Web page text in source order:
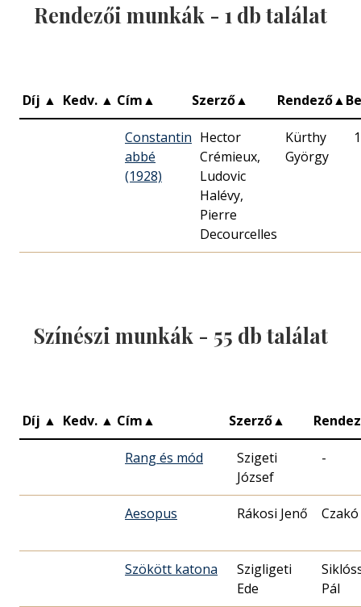
Rendezői munkák - 1 db találat
Díj ▲ Kedv. ▲ Cím▲ Szerző▲ Rendező▲
Constantin
abbé
(1928)
Hector
Crémieux,
Ludovic
Halévy,
Pierre
Decourcelles
Kürthy
György
Színészi munkák - 55 db találat
Díj ▲ Kedv. ▲ Cím▲ Szerző▲
Rang és mód
Szigeti
József
-
Aesopus Rákosi Jenő
Szökött katona
Szigligeti
Ede
Pál